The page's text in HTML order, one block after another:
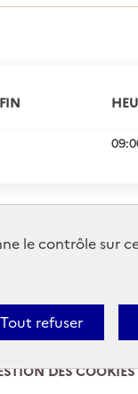
le contrôle sur
Tout refuser
DES COOKIES